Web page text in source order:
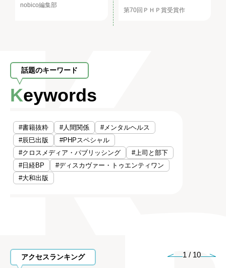
nobico編集部
第70回ＰＨＰ賞受賞作
話題のキーワード
Keywords
#書籍抜粋 #人間関係
#メンタルヘルス
#辰巳出版
#PHPスペシャル
#クロスメディア・パブリッシング
#上司と部下
#日経BP
#ディスカヴァー・トゥエンティワン
#大和出版
アクセスランキング 1 / 10